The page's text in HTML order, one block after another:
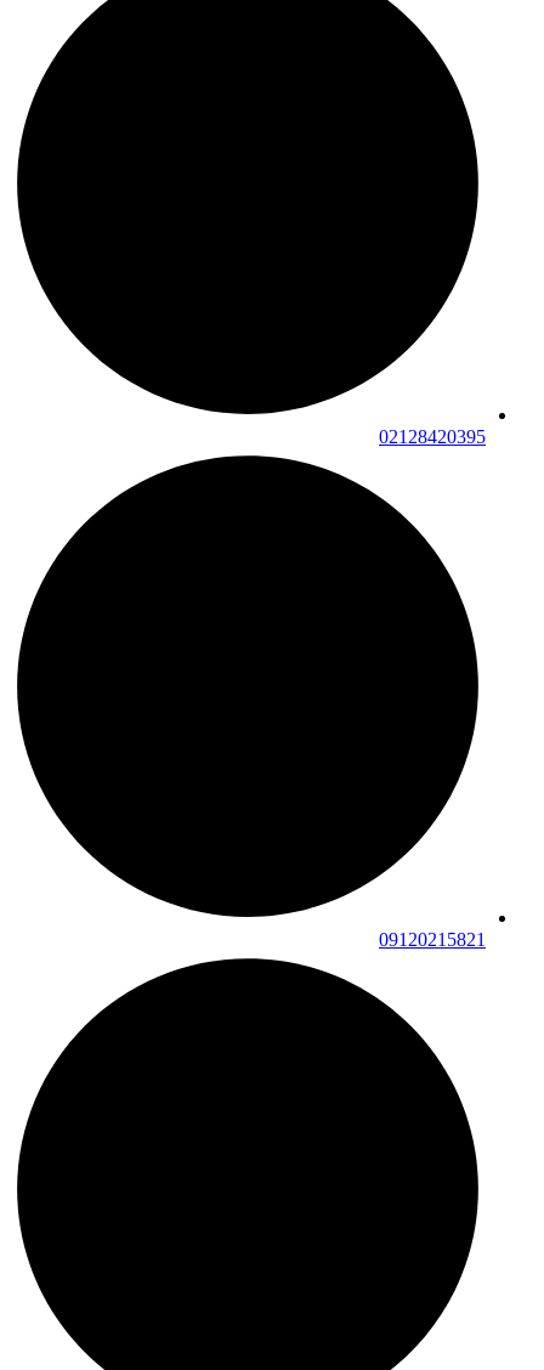
02128420395
09120215821